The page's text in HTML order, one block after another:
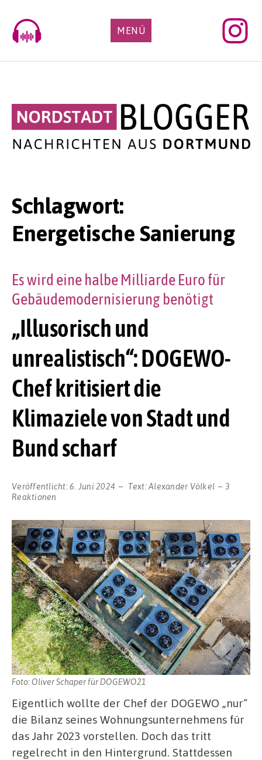
content
MENÜ
Schlagwort:
Energetische Sanierung
„Illusorisch und
unrealistisch“: DOGEWO-
Chef kritisiert die
Klimaziele von Stadt und
Bund scharf
Es wird eine halbe Milliarde Euro für
Gebäudemodernisierung benötigt
Veröffentlicht:6. Juni 2024 Text:Alexander Völkel
3
Reaktionen
Foto: Oliver Schaper für DOGEWO21
Eigentlich wollte der Chef der DOGEWO „nur“
die Bilanz seines Wohnungsunternehmens für
das Jahr 2023 vorstellen. Doch das tritt
regelrecht in den Hintergrund. Stattdessen